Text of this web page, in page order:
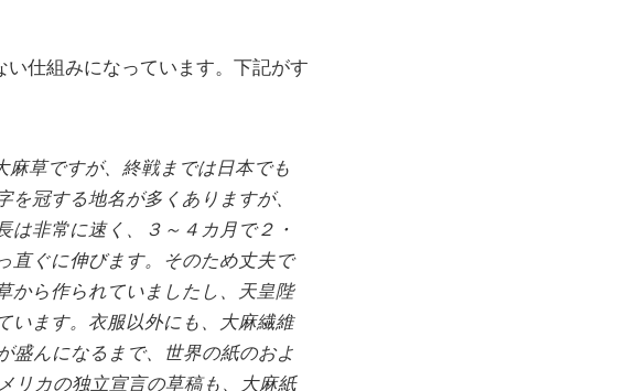
仕組みになっています。下記がす
草ですが、終戦までは日本でも
冠する地名が多くありますが、
は非常に速く、３～４カ月で２・
直ぐに伸びます。そのため丈夫で
から作られていましたし、天皇陛
います。衣服以外にも、大麻繊維
盛んになるまで、世界の紙のおよ
リカの独立宣言の草稿も、大麻紙